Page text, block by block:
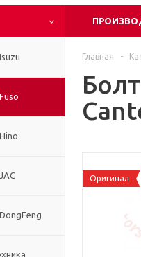
Главная -
Оригинал